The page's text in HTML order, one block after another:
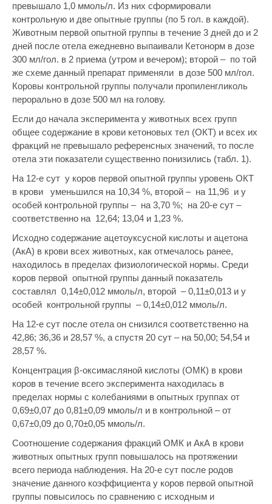
превышало 1,0 ммоль/л. Из них сформировали
контрольную и две опытные группы (по 5 гол. в каждой).
Животным первой опытной группы в течение 3 дней до и 2
дней после отела ежедневно выпаивали Кетонорм в дозе
300 мл/гол. в 2 приема (утром и вечером); второй – по той
же схеме данный препарат применяли в дозе 500 мл/гол.
Коровы контрольной группы получали пропиленгликоль
перорально в дозе 500 мл на голову.
Если до начала эксперимента у животных всех групп
общее содержание в крови кетоновых тел (ОКТ) и всех их
фракций не превышало референсных значений, то после
отела эти показатели существенно понизились (табл. 1).
На 12-е сут у коров первой опытной группы уровень ОКТ
в крови уменьшился на 10,34 %, второй – на 11,96 и у
особей контрольной группы – на 3,70 %; на 20-е сут –
соответственно на 12,64; 13,04 и 1,23 %.
Исходно содержание ацетоуксусной кислоты и ацетона
(АкА) в крови всех животных, как отмечалось ранее,
находилось в пределах физиологической нормы. Среди
коров первой опытной группы данный показатель
составлял 0,14±0,012 ммоль/л, второй – 0,11±0,013 и у
особей контрольной группы – 0,14±0,012 ммоль/л.
На 12-е сут после отела он снизился соответственно на
42,86; 36,36 и 28,57 %, а спустя 20 сут – на 50,00; 54,54 и
28,57 %.
Концентрация β-оксимасляной кислоты (ОМК) в крови
коров в течение всего эксперимента находилась в
пределах нормы с колебаниями в опытных группах от
0,69±0,07 до 0,81±0,09 ммоль/л и в контрольной – от
0,67±0,09 до 0,70±0,05 ммоль/л.
Соотношение содержания фракций ОМК и АкА в крови
животных опытных групп повышалось на протяжении
всего периода наблюдения. На 20-е сут после родов
значение данного коэффициента у коров первой опытной
группы повысилось по сравнению с исходным и